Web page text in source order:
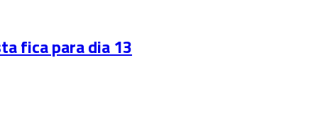
fica para dia 13